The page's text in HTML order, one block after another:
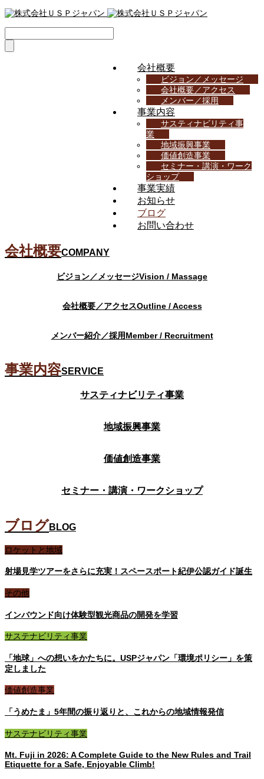
会社概要
ビジョン／メッセージ
会社概要／アクセス
メンバー／採用
事業内容
サスティナビリティ事
業
地域振興事業
価値創造事業
セミナー・講演・ワーク
ショップ
事業実績
お知らせ
ブログ
お問い合わせ
会社概要COMPANY
ビジョン／メッセージVision / Massage
会社概要／アクセスOutline / Access
メンバー紹介／採用Member / Recruitment
事業内容SERVICE
サスティナビリティ事業
地域振興事業
価値創造事業
セミナー・講演・ワークショップ
ブログBLOG
ロケットと地域
射場見学ツアーをさらに充実！スペースポート紀伊公認ガイド誕生
その他
インバウンド向け体験型観光商品の開発を学習
サステナビリティ事業
「地球」への想いをかたちに。USPジャパン「環境ポリシー」を策
定しました
価値創造事業
「うめたま」5年間の振り返りと、これからの地域情報発信
サステナビリティ事業
Mt. Fuji in 2026: A Complete Guide to the New Rules and Trail
Etiquette for a Safe, Enjoyable Climb!